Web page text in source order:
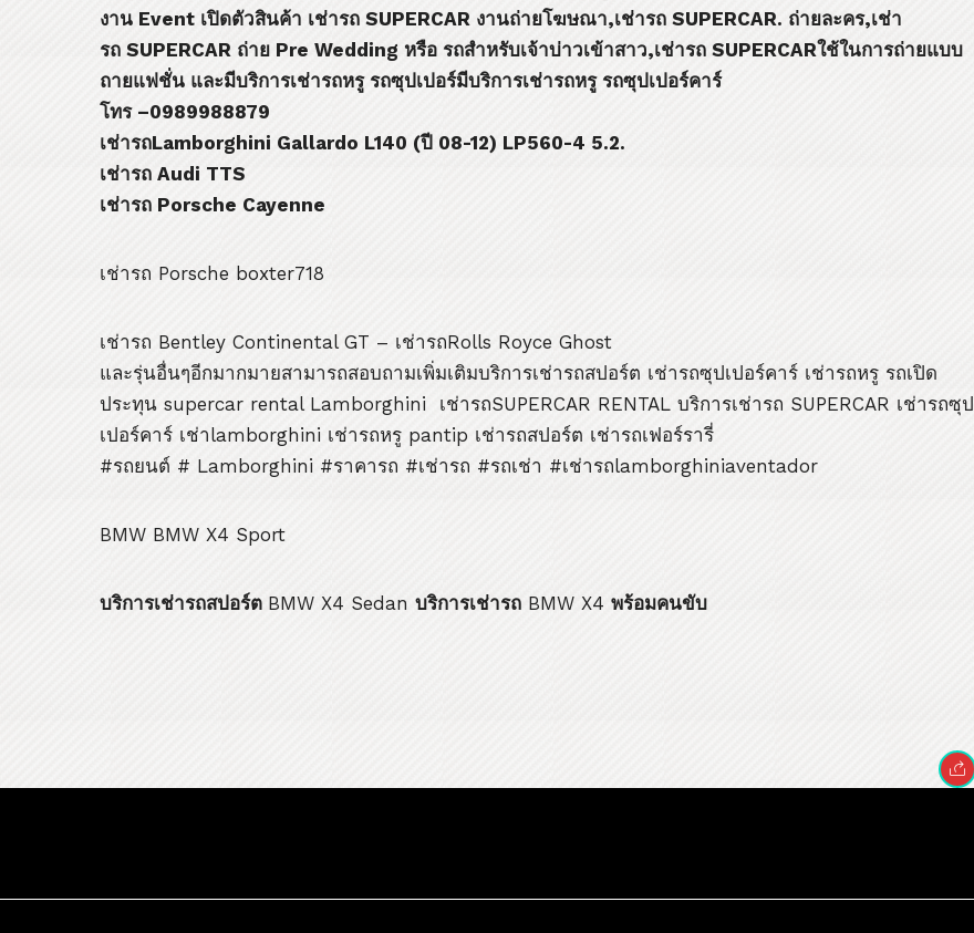
งาน Event เปิดตัวสินค้า เช่ารถ SUPERCAR งานถ่ายโฆษณา,เช่ารถ SUPERCAR. ถ่ายละคร,เช่า
รถ SUPERCAR ถ่าย Pre Wedding หรือ รถสำหรับเจ้าบ่าวเข้าสาว,เช่ารถ SUPERCARใช้ในการถ่ายแบบ
ถายแฟชั่น และมีบริการเช่ารถหรู รถซุปเปอร์มีบริการเช่ารถหรู รถซุปเปอร์คาร์
โทร –0989988879
เช่ารถLamborghini Gallardo L140 (ปี 08-12) LP560-4 5.2.
เช่ารถ Audi TTS
เช่ารถ Porsche Cayenne
เช่ารถ Porsche boxter718
เช่ารถ Bentley Continental GT – เช่ารถRolls Royce Ghost
และรุ่นอื่นๆอีกมากมายสามารถสอบถามเพิ่มเติมบริการเช่ารถสปอร์ต เช่ารถซุปเปอร์คาร์ เช่ารถหรู รถเปิด
ประทุน supercar rental Lamborghini เช่ารถSUPERCAR RENTAL บริการเช่ารถ SUPERCAR เช่ารถซุป
เปอร์คาร์ เช่าlamborghini เช่ารถหรู pantip เช่ารถสปอร์ต เช่ารถเฟอร์รารี่
#รถยนต์ # Lamborghini #ราคารถ #เช่ารถ #รถเช่า #เช่ารถlamborghiniaventador
BMW BMW X4 Sport
บริการเช่ารถสปอร์ต BMW X4 Sedan บริการเช่ารถ BMW X4 พร้อมคนขับ